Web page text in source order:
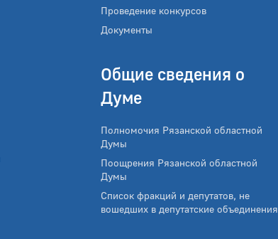
Проведение конкурсов
Документы
Общие сведения о
Думе
Полномочия Рязанской областной
Думы
Поощрения Рязанской областной
Думы
Список фракций и депутатов, не
вошедших в депутатские объединения